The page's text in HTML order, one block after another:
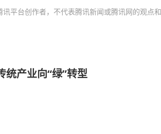
平台创作者，不代表腾讯新闻或腾讯网的观点和
统产业向“绿”转型